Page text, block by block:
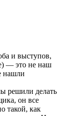
и выступов,
— это не наш
нашли
решили делать
он все
такой, как